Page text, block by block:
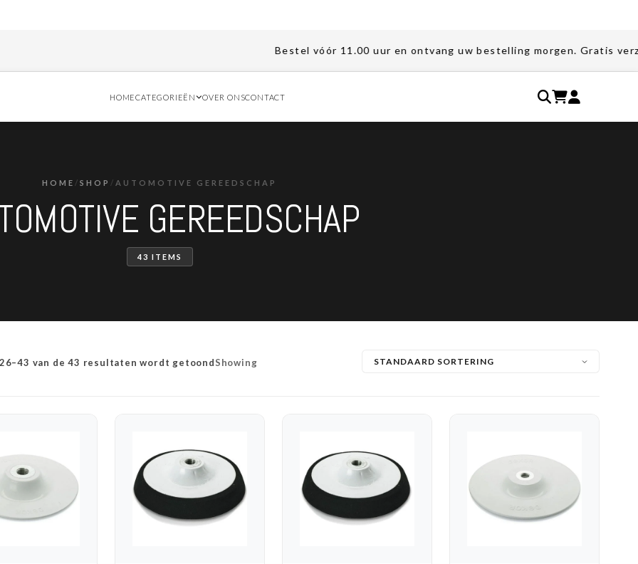
Bestel vóór 11.00 uur en ontvang uw bestelling morgen. Gratis verzending
HOMECATEGORIEËN OVER ONSCONTACT
HOME / SHOP / AUTOMOTIVE GEREEDSCHAP
GEREEDSCHAP
43 ITEMS
Showing
van de 43 resultaten wordt getoond